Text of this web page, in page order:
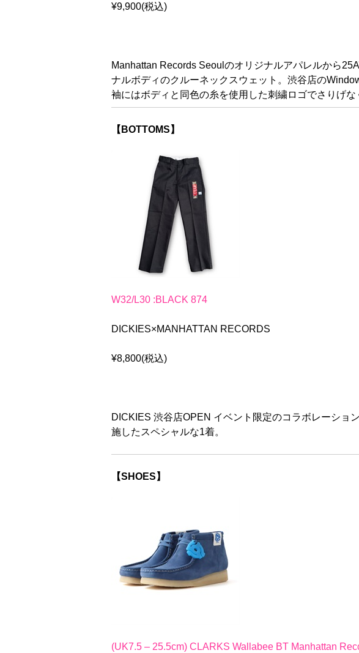
¥9,900(税込)
Manhattan Records Seoulのオリジナルアパレルから
ナルボディのクルーネックスウェット。渋谷店の
袖にはボディと同色の糸を使用した刺繍ロゴでさりげな
【BOTTOMS】
W32/L30 :BLACK 874
DICKIES×MANHATTAN RECORDS
¥8,800(税込)
DICKIES 渋谷店OPEN イベント限定のコラボレーショ
施したスペシャルな1着。
【SHOES】
(UK7.5 – 25.5cm) CLARKS Wallabee BT Manhattan